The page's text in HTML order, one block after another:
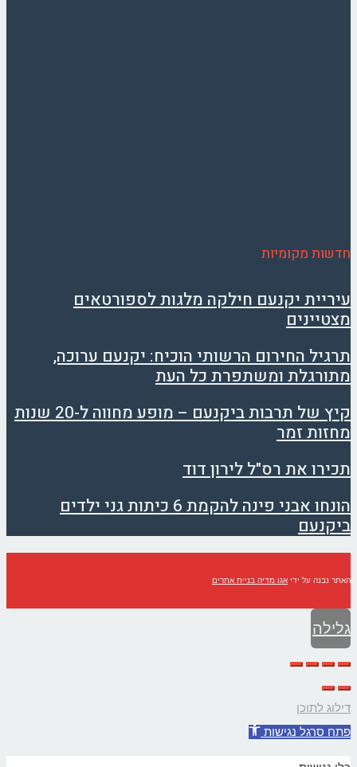
חדשות מקומיות
עיריית יקנעם חילקה מלגות לספורטאים
מצטיינים
תרגיל החירום הרשותי הוכיח: יקנעם ערוכה,
מתורגלת ומשתפרת כל העת
קיץ של תרבות ביקנעם – מופע מחווה ל-20 שנות
מחזות זמר
תכירו את רס"ל לירון דוד
הונחו אבני פינה להקמת 6 כיתות גני ילדים
ביקנעם
האתר נבנה על ידי אגו מדיה בניית אתרים
גלילה
לראש
העמוד
דילוג לתוכן
פתח סרגל נגישות